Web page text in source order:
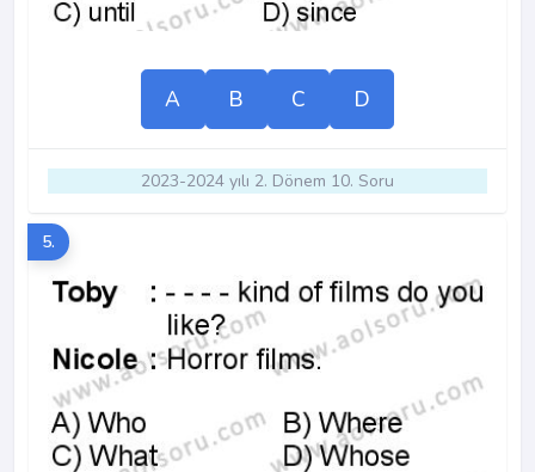
A B C D
2023-2024 yılı 2. Dönem 10. Soru
5.